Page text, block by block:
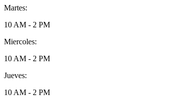
Martes:
10 AM - 2 PM
Miercoles:
10 AM - 2 PM
Jueves:
10 AM - 2 PM